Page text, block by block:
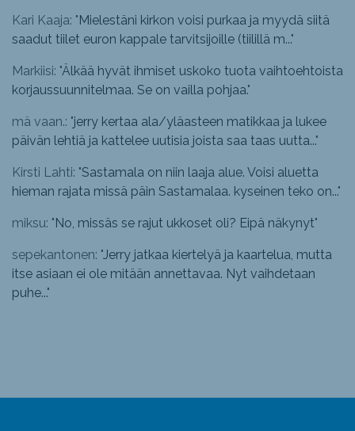
Kari Kaaja: " Mielestäni kirkon voisi purkaa ja myydä siitä
saadut tiilet euron kappale tarvitsijoille (tiilillä m..."
Markiisi: "Älkää hyvät ihmiset uskoko tuota vaihtoehtoista
korjaussuunnitelmaa. Se on vailla pohjaa."
mä vaan.: "jerry kertaa ala/yläasteen matikkaa ja lukee
päivän lehtiä ja kattelee uutisia joista saa taas uutta..."
Kirsti Lahti: "Sastamala on niin laaja alue. Voisi aluetta
hieman rajata missä päin Sastamalaa. kyseinen teko on..."
miksu: " No, missäs se rajut ukkoset oli? Eipä näkynyt"
sepekantonen: "Jerry jatkaa kiertelyä ja kaartelua, mutta
itse asiaan ei ole mitään annettavaa. Nyt vaihdetaan
puhe..."